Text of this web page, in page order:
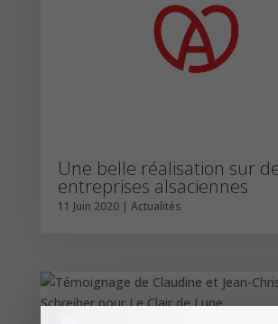
Une belle réalisation sur
entreprises alsaciennes
11 Juin 2020| Actualités